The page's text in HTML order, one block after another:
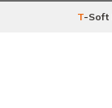
T-Soft